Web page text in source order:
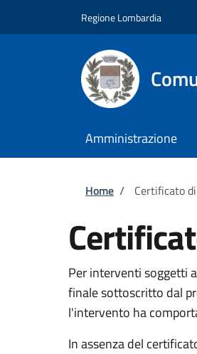
Regione Lombardia
Amministrazione
Briciole
Home / Certificato
Per interventi soggetti
finale sottoscritto dal
l'intervento ha
In assenza del